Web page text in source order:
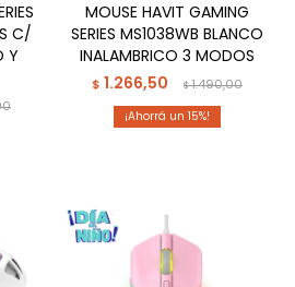
C/
Y
MOUSE HAVIT GAMING
SERIES MS1038WB BLANCO
INALAMBRICO 3 MODOS
$ 1.266,50 $1.490,00
15